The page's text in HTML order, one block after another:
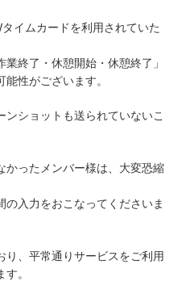
イムカードを利用されていた
終了・休憩開始・休憩終了」
性がございます。
ショットも送られていないこ
かったメンバー様は、大変恐縮
入力をおこなってくださいま
り、平常通りサービスをご利用
。